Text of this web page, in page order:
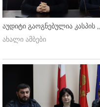
აუდიტი გაოგნებულია
ახალი ამბები